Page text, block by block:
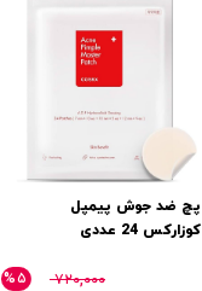
پچ ضد جوش پیمپل
کوزارکس 24 عددی
۷۲۰,۰۰۰ %۵